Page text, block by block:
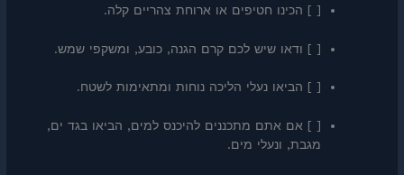
[ ] הכינו חטיפים או ארוחת צהריים קלה.
[ ] ודאו שיש לכם קרם הגנה, כובע, ומשקפי שמש.
[ ] הביאו נעלי הליכה נוחות ומתאימות לשטח.
[ ] אם אתם מתכננים להיכנס למים, הביאו בגד ים,
מגבת, ונעלי מים.